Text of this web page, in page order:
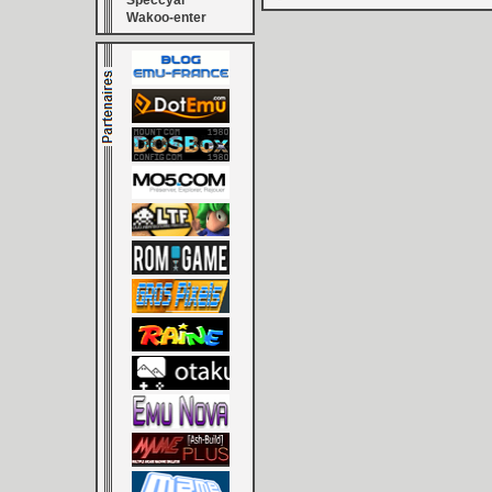
Wakoo-enter